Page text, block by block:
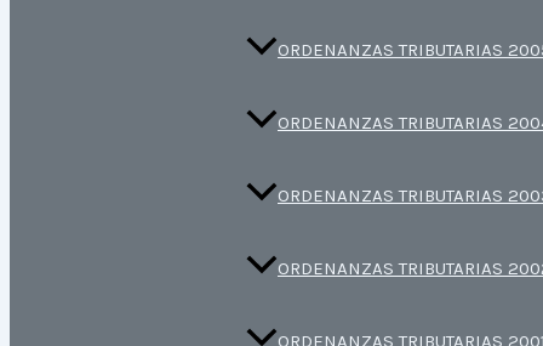
ORDENANZAS TRIBUTARIAS
ORDENANZAS TRIBUTARIAS
ORDENANZAS TRIBUTARIAS
ORDENANZAS TRIBUTARIAS
ORDENANZAS TRIBUTARIAS 2001